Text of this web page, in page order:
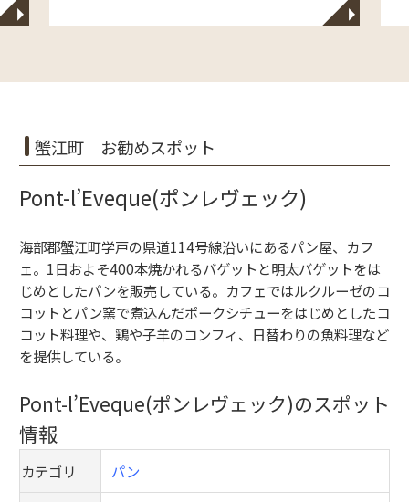
◥ ◥
蟹江町 お勧めスポット
Pont-l’Eveque(ポンレヴェック)
海部郡蟹江町学戸の県道114号線沿いにあるパン屋、カフ
ェ。1日およそ400本焼かれるバゲットと明太バゲットをは
じめとしたパンを販売している。カフェではルクルーゼのコ
コットとパン窯で煮込んだポークシチューをはじめとしたコ
コット料理や、鶏や子羊のコンフィ、日替わりの魚料理など
を提供している。
Pont-l’Eveque(ポンレヴェック)のスポット
情報
カテゴリ パン